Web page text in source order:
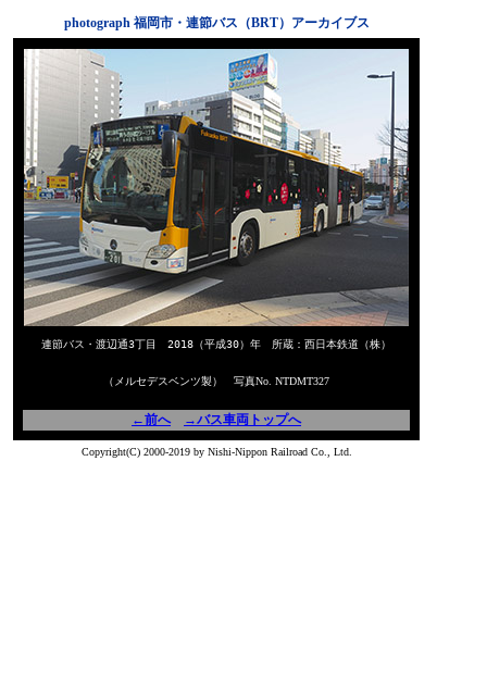
photograph 福岡市・連節バス（BRT）アーカイブス
連節バス・渡辺通3丁目 2018（平成30）年 所蔵：西日本鉄道（株）
（メルセデスベンツ製） 写真No. NTDMT327
←前へ →バス車両トップへ
Copyright(C) 2000-2019 by Nishi-Nippon Railroad Co., Ltd.